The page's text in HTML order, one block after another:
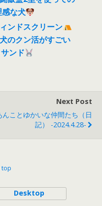
な犬
ンドスクリーン
のクン活がすごい
ンド
Next Post
んことゆかいな仲間たち（日
記） -2024.4.28-
top
Desktop